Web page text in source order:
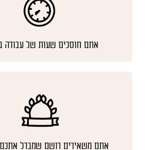
אתם חוסכים שעות של עבודה
אתם משאירים רושם שמבדל